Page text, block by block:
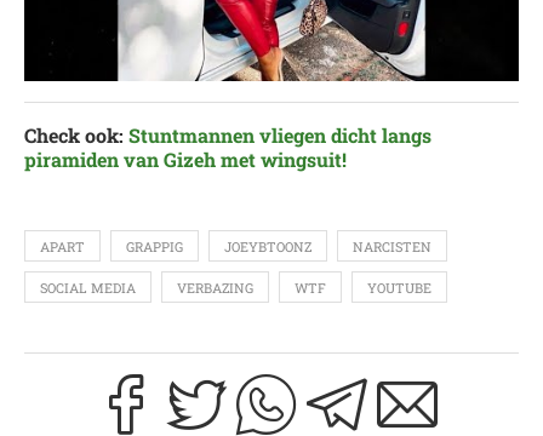
Check ook: Stuntmannen vliegen dicht langs
piramiden van Gizeh met wingsuit!
APART GRAPPIG JOEYBTOONZ NARCISTEN
SOCIAL MEDIA VERBAZING WTF YOUTUBE